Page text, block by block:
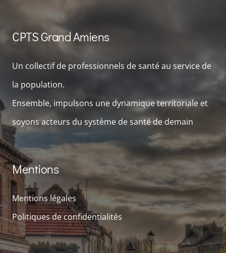
CPTS Grand Amiens
Un collectif de professionnels de santé au service de
la population.
Ensemble, impulsons une dynamique territoriale et
soyons acteurs du système de santé de demain
Mentions
Mentions légales
Politiques de confidentialités